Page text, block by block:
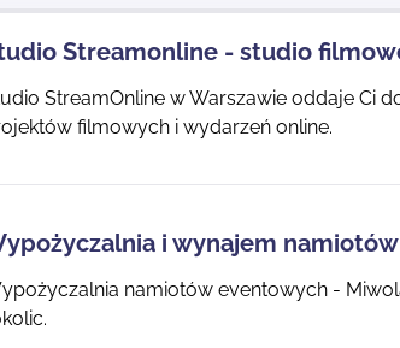
Streamonline - studio
StreamOnline w Warszawie oddaje Ci
filmowych i wydarzeń online.
i wynajem namiotów
namiotów eventowych -